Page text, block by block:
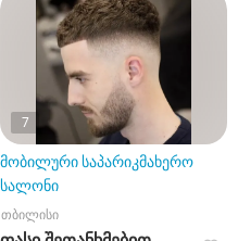
7
მობილური საპარიკმახერო
სალონი
თბილისი